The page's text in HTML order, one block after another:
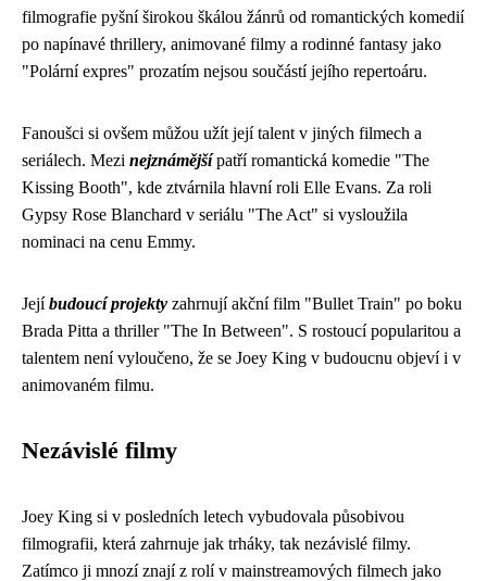
filmografie pyšní širokou škálou žánrů od romantických komedií
po napínavé thrillery, animované filmy a rodinné fantasy jako
"Polární expres" prozatím nejsou součástí jejího repertoáru.
Fanoušci si ovšem můžou užít její talent v jiných filmech a
seriálech. Mezi nejznámějšípatří romantická komedie "The
Kissing Booth", kde ztvárnila hlavní roli Elle Evans. Za roli
Gypsy Rose Blanchard v seriálu "The Act" si vysloužila
nominaci na cenu Emmy.
Jejíbudoucí projekty zahrnují akční film "Bullet Train" po boku
Brada Pitta a thriller "The In Between". S rostoucí popularitou a
talentem není vyloučeno, že se Joey King v budoucnu objeví i v
animovaném filmu.
Nezávislé filmy
Joey King si v posledních letech vybudovala působivou
filmografii, která zahrnuje jak trháky, tak nezávislé filmy.
Zatímco ji mnozí znají z rolí v mainstreamových filmech jako